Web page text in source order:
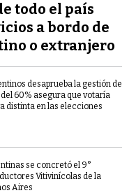
todo el país
a bordo de
o extranjero
desaprueba la gestión de
60% asegura que votaría
distinta en las elecciones
se concretó el 9°
Vitivinícolas de la
Aires